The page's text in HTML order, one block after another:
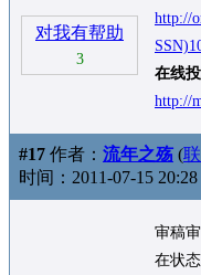
对我有帮助
3
http://
在线
http://
#17 作者： 流年之殇 (
时间：2011-07-15 20:28
审稿
在状